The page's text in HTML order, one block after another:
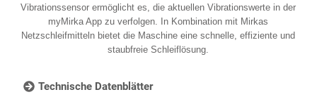
Vibrationssensor ermöglicht es, die aktuellen Vibrationswerte in der
myMirka App zu verfolgen. In Kombination mit Mirkas
Netzschleifmitteln bietet die Maschine eine schnelle, effiziente und
staubfreie Schleiflösung.
Technische Datenblätter